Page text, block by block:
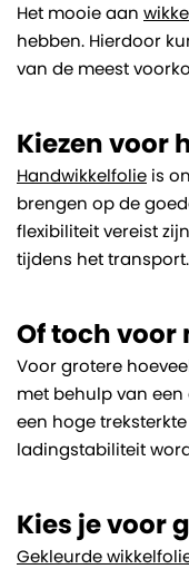
Het mooie aan
hebben. Hierdoor
van de meest
Kiezen voor
Handwikkelfolie is
brengen op de
flexibiliteit vereist
tijdens het transport.
Of toch
Voor grotere
met behulp van
een hoge
ladingstabiliteit
Kies je voor
Gekleurde